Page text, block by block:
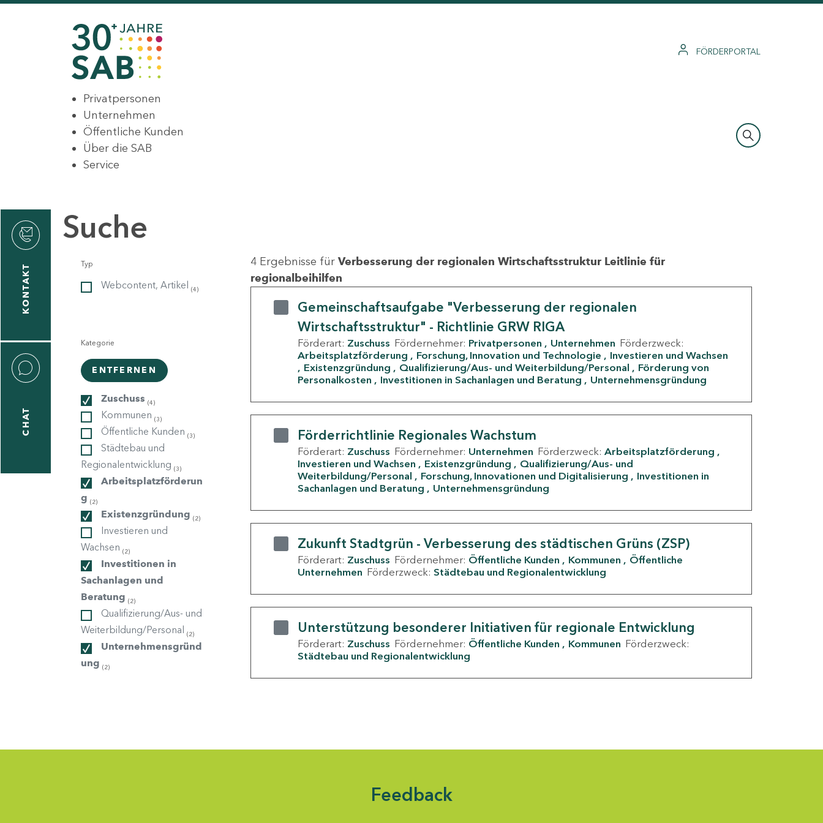
FÖRDERPORTAL
Privatpersonen
Unternehmen
Öffentliche Kunden
Über die SAB
Service
KONTAKT
CHAT
Suche
Typ
Webcontent, Artikel (4)
Kategorie
ENTFERNEN
Zuschuss (4)
Kommunen (3)
Öffentliche Kunden (3)
Städtebau und
Regionalentwicklung (3)
Arbeitsplatzförderun
g (2)
Existenzgründung (2)
Investieren und
Wachsen (2)
Investitionen in
Sachanlagen und
Beratung (2)
Qualifizierung/Aus- und
Weiterbildung/Personal (2)
Unternehmensgründ
ung (2)
4 Ergebnisse für Verbesserung der regionalen Wirtschaftsstruktur Leitlinie für
regionalbeihilfen
Gemeinschaftsaufgabe "Verbesserung der regionalen
Wirtschaftsstruktur" - Richtlinie GRW RIGA
Förderart: Zuschuss Fördernehmer: Privatpersonen Unternehmen Förderzweck:
Arbeitsplatzförderung
Forschung, Innovation und Technologie
Investieren und Wachsen
Existenzgründung
Qualifizierung/Aus- und Weiterbildung/Personal
Förderung von
Personalkosten
Investitionen in Sachanlagen und Beratung Unternehmensgründung
Förderrichtlinie Regionales Wachstum
Förderart: Zuschuss Fördernehmer: Unternehmen Förderzweck: Arbeitsplatzförderung
Investieren und Wachsen
Existenzgründung
Qualifizierung/Aus- und
Weiterbildung/Personal
Forschung, Innovationen und Digitalisierung
Investitionen in
Sachanlagen und Beratung
Unternehmensgründung
Zukunft Stadtgrün - Verbesserung des städtischen Grüns (ZSP)
Förderart: Zuschuss Fördernehmer: Öffentliche Kunden Kommunen
Öffentliche
Unternehmen Förderzweck: Städtebau und Regionalentwicklung
Unterstützung besonderer Initiativen für regionale Entwicklung
Förderart: Zuschuss Fördernehmer: Öffentliche Kunden Kommunen Förderzweck:
Städtebau und Regionalentwicklung
Feedback